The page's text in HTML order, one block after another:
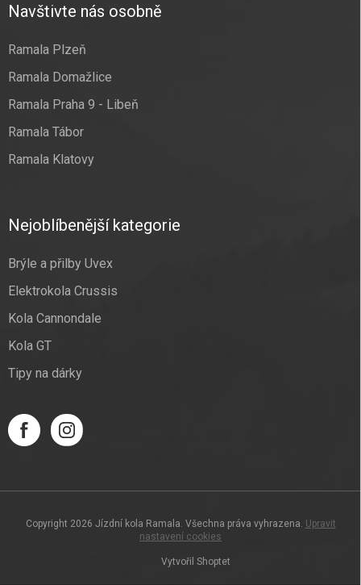
Navštivte nás osobně
Ramala Plzeň
Ramala Domažlice
Ramala Praha 9 - Libeň
Ramala Tábor
Ramala Klatovy
Nejoblíbenější kategorie
Brýle a přilby Uvex
Elektrokola Crussis
Kola Cannondale
Kola GT
Tipy na dárky
Vytvořil Shoptet
Copyright 2026 Jízdní kola Ramala . Všechna práva vyhrazena. Upravit
nastavení cookies